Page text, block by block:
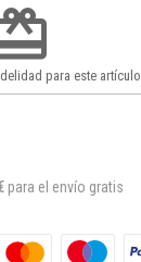
para este artículo.
para el envío gratis